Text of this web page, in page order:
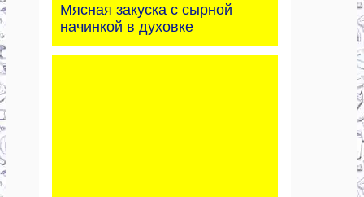
Мясная закуска с сырной
начинкой в духовке